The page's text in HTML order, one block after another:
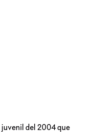
juvenil del 2004 que